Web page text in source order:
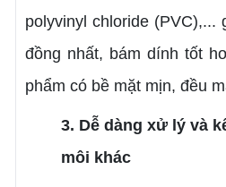
polyvinyl chloride (PVC),...
đồng nhất, bám dính tốt
phẩm có bề mặt mịn, đều
3. Dễ dàng xử lý và
môi khác